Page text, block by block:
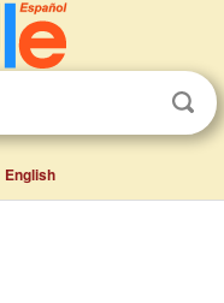
English